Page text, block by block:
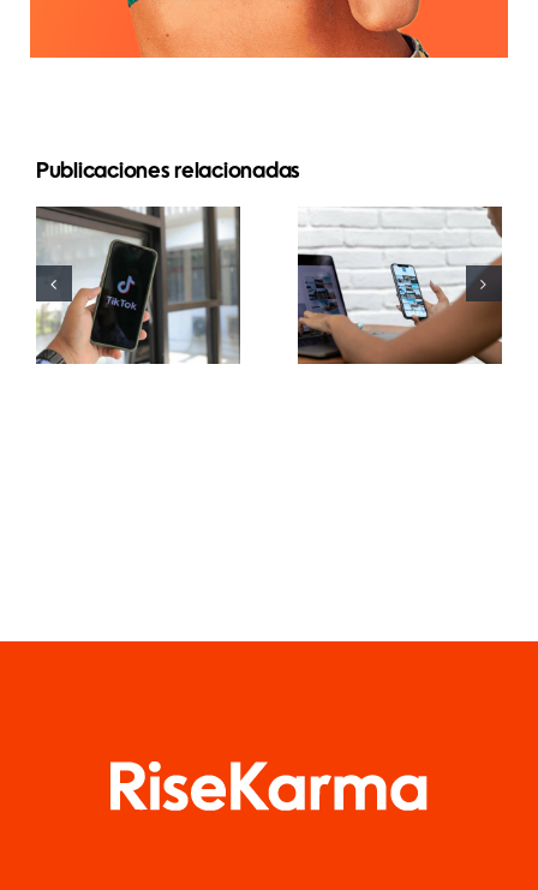
Publicaciones relacionadas
Maximizar el
alcance:
Herramientas
efectivas de
publicación
cruzada
plataformas
para
encontrar
ideas de
UGC
(Contenido